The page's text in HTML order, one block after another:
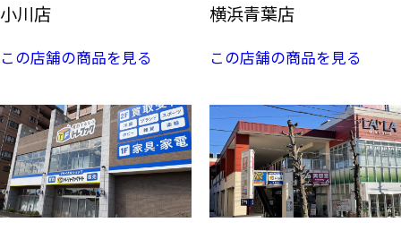
小川店
この店舗の商品を見る
横浜青葉店
この店舗の商品を見る